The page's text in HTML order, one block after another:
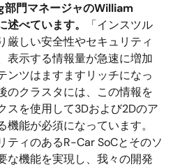
門マネージャのWilliam
べています。
「インスツル
厳しい安全性やセキュリティ
表示する情報量が急速に増加
ンツはますますリッチになっ
のクラスタには、この情報を
スを使用して3Dおよび2Dのア
能が必須になっています。
ティのあるR-Car SoCとそのソ
な機能を実現し、我々の開発